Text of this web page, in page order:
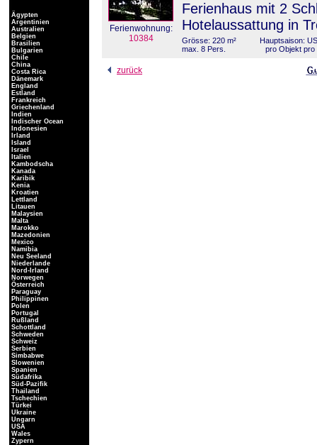
Ferienwohnung:
10384
Ferienhaus mit 2
Hotelaussattung in
Grösse: 220 m²
max. 8 Pers.
Hauptsaison:
pro Objekt pro
zurück
Ägypten
Argentinien
Australien
Belgien
Brasilien
Bulgarien
Chile
China
Costa Rica
Dänemark
England
Estland
Frankreich
Griechenland
Indien
Indischer Ocean
Indonesien
Irland
Island
Israel
Italien
Kambodscha
Kanada
Karibik
Kenia
Kroatien
Lettland
Litauen
Malaysien
Malta
Marokko
Mazedonien
Mexico
Namibia
Neu Seeland
Niederlande
Nord-Irland
Norwegen
Österreich
Paraguay
Philippinen
Polen
Portugal
Rußland
Schottland
Schweden
Schweiz
Serbien
Simbabwe
Slowenien
Spanien
Südafrika
Süd-Pazifik
Thailand
Tschechien
Türkei
Ukraine
Ungarn
USA
Wales
Zypern